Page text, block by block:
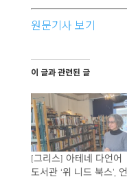
원문기사 보기
이 글과 관련된 글
[그리스] 아테네 다언어
도서관 ‘위 니드 북스’, 언